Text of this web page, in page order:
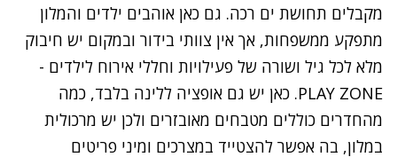
מקבלים תחושת ים רכה. גם כאן אוהבים ילדים והמלון
מתפקע ממשפחות, אך אין צוותי בידור ובמקום יש חיבוק
מלא לכל גיל ושורה של פעילויות וחללי אירוח לילדים -
PLAY ZONE. כאן יש גם אופציה ללינה בלבד, כמה
מהחדרים כוללים מטבחים מאובזרים ולכן יש מרכולית
במלון, בה אפשר להצטייד במצרכים ומיני פריטים